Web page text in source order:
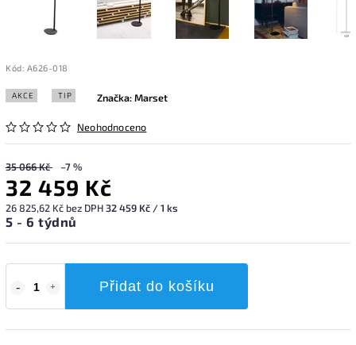
Kód: A626-018
AKCE TIP
Neohodnoceno
Značka:Marset
35 066 Kč –7 %
32 459 Kč
26 825,62 Kč bez DPH32 459 Kč / 1 ks
5 - 6 týdnů
Přidat do košíku